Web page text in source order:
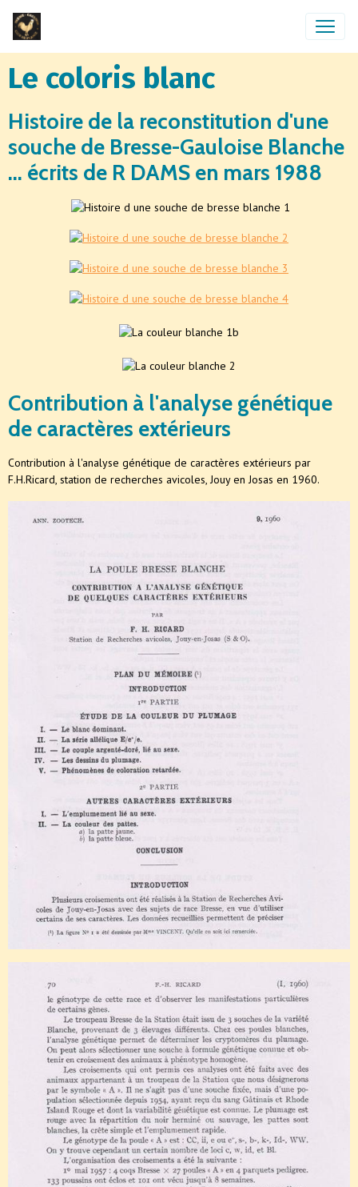
Le coloris blanc
Histoire de la reconstitution d'une
souche de Bresse-Gauloise Blanche
... écrits de R DAMS en mars 1988
Contribution à l'analyse génétique
de caractères extérieurs
Contribution à l'analyse génétique de caractères extérieurs par
F.H.Ricard, station de recherches avicoles, Jouy en Josas en 1960.